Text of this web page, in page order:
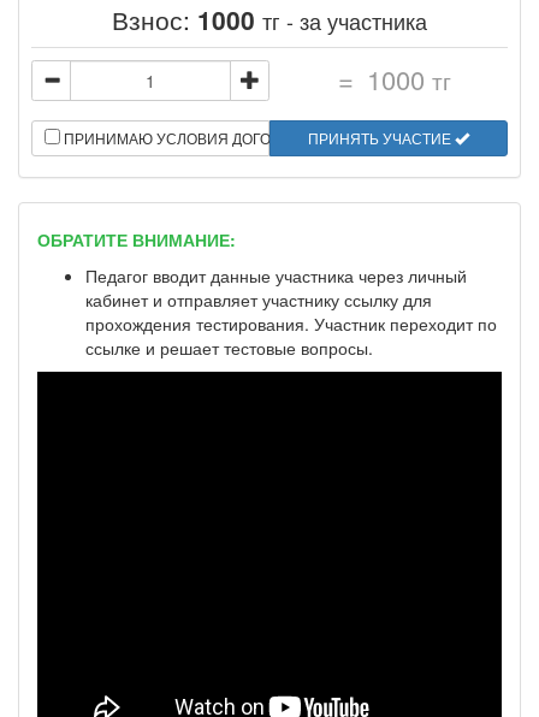
Взнос: 1000 тг - за участника
= 1000 тг
ПРИНИМАЮ УСЛОВИЯ ДОГОВОРА ПРИНЯТЬ УЧАСТИЕ
ОБРАТИТЕ ВНИМАНИЕ:
Педагог вводит данные участника через личный
кабинет и отправляет участнику ссылку для
прохождения тестирования. Участник переходит по
ссылке и решает тестовые вопросы.